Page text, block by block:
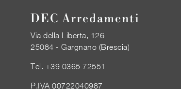
DEC Arredamenti
Via della Liberta, 126
25084 - Gargnano (Brescia)
Tel. +39 0365 72551
P.IVA 00722040987